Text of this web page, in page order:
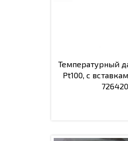
Температурный
Pt100, с